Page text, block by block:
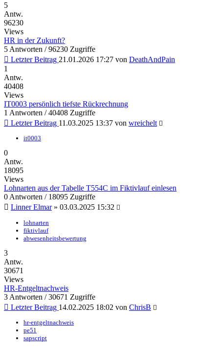
5
Antw.
96230
Views
HR in der Zukunft?
5 Antworten / 96230 Zugriffe
Letzter Beitrag 21.01.2026 17:27 von DeathAndPain
1
Antw.
40408
Views
IT0003 persönlich tiefste Rückrechnung
1 Antworten / 40408 Zugriffe
Letzter Beitrag 11.03.2025 13:37 von wreichelt
it0003
0
Antw.
18095
Views
Lohnarten aus der Tabelle T554C im Fiktivlauf einlesen
0 Antworten / 18095 Zugriffe
Linner Elmar» 03.03.2025 15:32
lohnarten
fiktivlauf
abwesenheitsbewertung
3
Antw.
30671
Views
HR-Entgeltnachweis
3 Antworten / 30671 Zugriffe
Letzter Beitrag 14.02.2025 18:02 von ChrisB
hr-entgeltnachweis
pe51
sapscript